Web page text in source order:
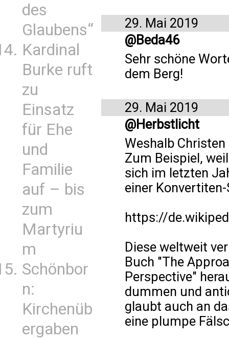
des
Glaubens“
Kardinal
Burke ruft
zu
Einsatz
für Ehe
und
Familie
auf – bis
zum
Martyriu
m
Schönbor
n:
Kirchenüb
ergaben
29. Mai 2019
@Beda46
Sehr schöne
dem Berg!
29. Mai 2019
@Herbstlicht
Weshalb
Zum Beispiel,
sich im letzten
einer
https://
Diese weltweit
Buch "The
Perspective"
dummen und
glaubt auch an
eine plumpe